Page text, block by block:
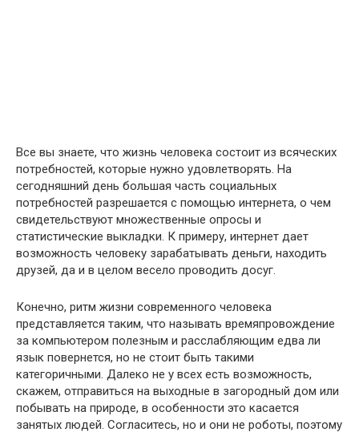
Все вы знаете, что жизнь человека состоит из всяческих
потребностей, которые нужно удовлетворять. На
сегодняшний день большая часть социальных
потребностей разрешается с помощью интернета, о чем
свидетельствуют множественные опросы и
статистические выкладки. К примеру, интернет дает
возможность человеку зарабатывать деньги, находить
друзей, да и в целом весело проводить досуг.
Конечно, ритм жизни современного человека
представляется таким, что называть времяпровождение
за компьютером полезным и расслабляющим едва ли
язык повернется, но не стоит быть такими
категоричными. Далеко не у всех есть возможность,
скажем, отправиться на выходные в загородный дом или
побывать на природе, в особенности это касается
занятых людей. Согласитесь, но и они не роботы, поэтому